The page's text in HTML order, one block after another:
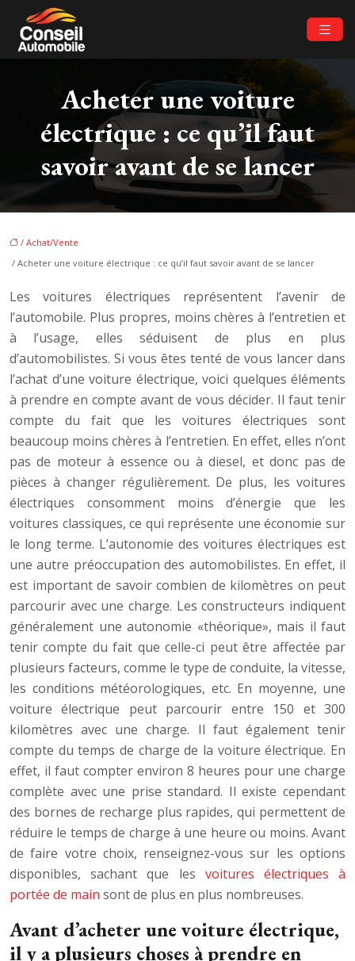
Acheter une voiture
électrique : ce qu’il faut
savoir avant de se lancer
/ Achat/Vente
/ Acheter une voiture électrique : ce qu’il faut savoir avant de se lancer
Les voitures électriques représentent l’avenir de
l’automobile. Plus propres, moins chères à l’entretien et
à l’usage, elles séduisent de plus en plus
d’automobilistes. Si vous êtes tenté de vous lancer dans
l’achat d’une voiture électrique, voici quelques éléments
à prendre en compte avant de vous décider. Il faut tenir
compte du fait que les voitures électriques sont
beaucoup moins chères à l’entretien. En effet, elles n’ont
pas de moteur à essence ou à diesel, et donc pas de
pièces à changer régulièrement. De plus, les voitures
électriques consomment moins d’énergie que les
voitures classiques, ce qui représente une économie sur
le long terme. L’autonomie des voitures électriques est
une autre préoccupation des automobilistes. En effet, il
est important de savoir combien de kilomètres on peut
parcourir avec une charge. Les constructeurs indiquent
généralement une autonomie «théorique», mais il faut
tenir compte du fait que celle-ci peut être affectée par
plusieurs facteurs, comme le type de conduite, la vitesse,
les conditions météorologiques, etc. En moyenne, une
voiture électrique peut parcourir entre 150 et 300
kilomètres avec une charge. Il faut également tenir
compte du temps de charge de la voiture électrique. En
effet, il faut compter environ 8 heures pour une charge
complète avec une prise standard. Il existe cependant
des bornes de recharge plus rapides, qui permettent de
réduire le temps de charge à une heure ou moins. Avant
de faire votre choix, renseignez-vous sur les options
disponibles, sachant que les voitures électriques à
portée de main sont de plus en plus nombreuses.
Avant d’acheter une voiture électrique,
il y a plusieurs choses à prendre en